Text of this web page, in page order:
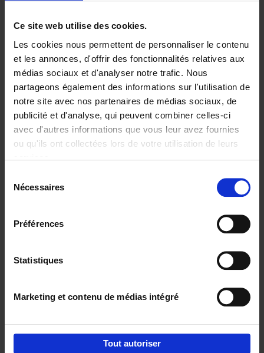
Ce site web utilise des cookies.
Les cookies nous permettent de personnaliser le contenu
et les annonces, d'offrir des fonctionnalités relatives aux
médias sociaux et d'analyser notre trafic. Nous
partageons également des informations sur l'utilisation de
notre site avec nos partenaires de médias sociaux, de
publicité et d'analyse, qui peuvent combiner celles-ci
avec d'autres informations que vous leur avez fournies
ou qu'ils ont collectées lors de votre utilisation de leurs
Nécessaires
Préférences
Statistiques
Marketing et contenu de médias intégré
Tout autoriser
Building Bonds = Building
Business
Jochen Roef Jozefien De Feyter
Carolien Boom
Couverture souple
2025 200
€29,99
Digital marketing like a PRO -
completely revised edition (EN)